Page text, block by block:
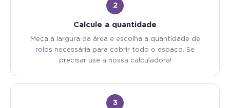
2
Calcule a quantidade
Meça a largura da área e escolha a quantidade de
rolos necessária para cobrir todo o espaço. Se
precisar use a nossa calculadora!
3